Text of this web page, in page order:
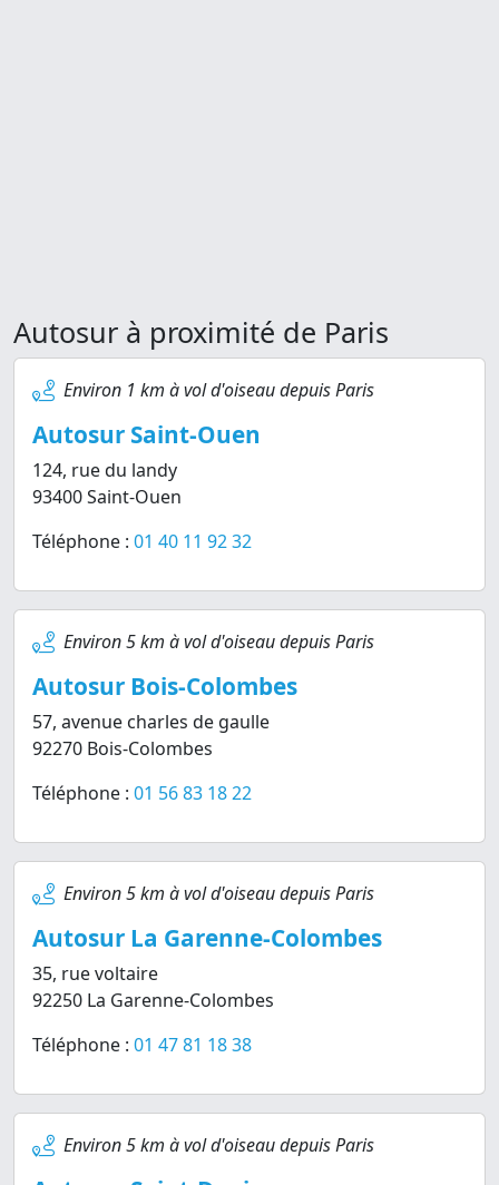
Autosur à proximité de Paris
Environ 1 km à vol d'oiseau depuis Paris
Autosur Saint-Ouen
124, rue du landy
93400 Saint-Ouen
Téléphone : 01 40 11 92 32
Environ 5 km à vol d'oiseau depuis Paris
Autosur Bois-Colombes
57, avenue charles de gaulle
92270 Bois-Colombes
Téléphone : 01 56 83 18 22
Environ 5 km à vol d'oiseau depuis Paris
Autosur La Garenne-Colombes
35, rue voltaire
92250 La Garenne-Colombes
Téléphone : 01 47 81 18 38
Environ 5 km à vol d'oiseau depuis Paris